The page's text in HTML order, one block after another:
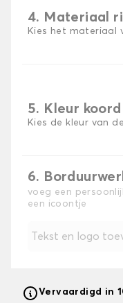
4. Materiaal
Kies het materiaal
5. Kleur koord
Kies de kleur van
6.
voeg een
een icoontje
Tekst en logo
Vervaardigd in